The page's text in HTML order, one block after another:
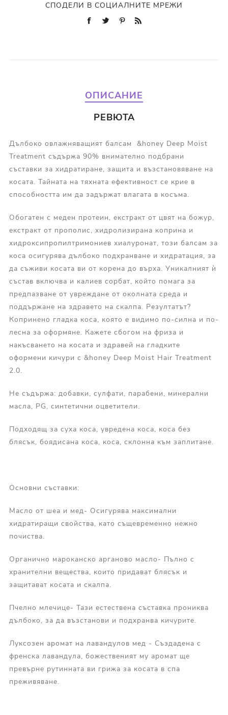
СПОДЕЛИ В СОЦИАЛНИТЕ МРЕЖИ
ОПИСАНИЕ
РЕВЮТА
Дълбоко овлажняващият балсам &honey Deep Moist
Treatment съдържа 90% внимателно подбрани
съставки за хидратиране, защита и възстановяване на
косата. Тайната на тяхната ефективност се крие в
способността им да задържат влагата в косъма.
Обогатен с меден протеин, екстракт от цвят на божур,
екстракт от прополис, хидролизирана коприна и
хидроксипропилтримониев хиалуронат, този балсам за
коса осигурява дълбоко подхранване и хидратация, за
да съживи косата ви от корена до върха. Уникалният ѝ
състав включва и калиев сорбат, който помага за
предпазване от увреждане от околната среда и
поддържане на здравето на скалпа. Резултатът?
Копринено гладка коса, която е видимо по-силна и по-
лесна за оформяне. Кажете сбогом на фриза и
накъсването на косата и здравей на гладките
оформени кичури с &honey Deep Moist Hair Treatment
2.0.
Не съдържа: добавки, сулфати, парабени, минерални
масла, PG, синтетични оцветители.
Подходящ за суха коса, увредена коса, коса без
блясък, боядисана коса, коса, склонна към заплитане.
Основни съставки:
Масло от шеа и мед- Осигурява максимални
хидратиращи свойства, като същевременно нежно
почиства.
Органично мароканско арганово масло- Пълно с
хранителни вещества, които придават блясък и
защитават косата и скалпа.
Пчелно млечице- Тази естествена съставка прониква
дълбоко, за да възстанови и подхранва кичурите.
Луксозен аромат на лавандулов мед - Създадена с
френска лавандула, божественият му аромат ще
превърне рутинната ви грижа за косата в спа
преживяване.